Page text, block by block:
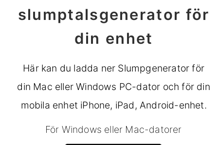
slumptalsgenerator för
din enhet
Här kan du ladda ner Slumpgenerator för
din Mac eller Windows PC-dator och för din
mobila enhet iPhone, iPad, Android-enhet.
För Windows eller Mac-datorer